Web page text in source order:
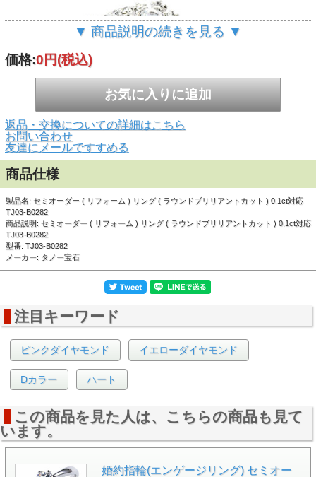
▲リング上半分全てにダイヤモンドがセッティングされ
ています。リボンのような柔らかい表情です。
デザイン規格
品
TJ03-B0282
応
宝
形
状
ラウンド・ブリリアント・カット
対
ラ
ッ
ト
(セ
0.1ct台
▼ 商品説明の続きを見る ▼
価格:0円(税込)
返品・交換についての詳細はこちら
お問い合わせ
友達にメールですすめる
商品仕様
製品名: セミオーダー ( リフォーム ) リング ( ラウンドブリリアントカット ) 0.1ct対応
TJ03-B0282
商品説明: セミオーダー ( リフォーム ) リング ( ラウンドブリリアントカット ) 0.1ct対応
TJ03-B0282
型番: TJ03-B0282
メーカー: タノー宝石
注目キーワード
ピンクダイヤモンド イエローダイヤモンド
Dカラー ハート
この商品を見た人は、こちらの商品も見て
います。
婚約指輪(エンゲージリング) セミオー